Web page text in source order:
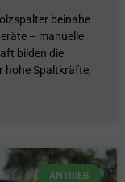
beinahe
– manuelle
bilden die
hohe Spaltkräfte,
ANTRIEB